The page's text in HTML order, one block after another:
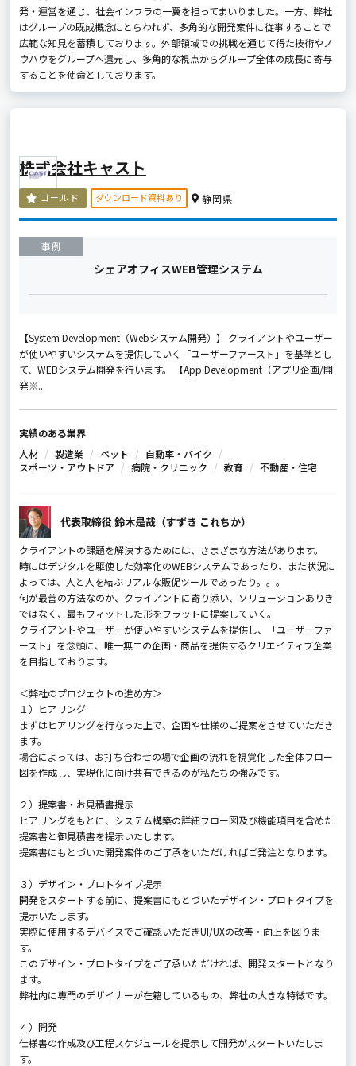
発・運営を通じ、社会インフラの一翼を担ってまいりました。一方、弊社
はグループの既成概念にとらわれず、多角的な開発案件に従事することで
広範な知見を蓄積しております。外部領域での挑戦を通じて得た技術やノ
ウハウをグループへ還元し、多角的な視点からグループ全体の成長に寄与
することを使命としております。
株式会社キャスト
ゴールド ダウンロード資料あり 静岡県
事例
シェアオフィスWEB管理システム
【System Development（Webシステム開発）】 クライアントやユーザー
が使いやすいシステムを提供していく「ユーザーファースト」を基準とし
て、WEBシステム開発を行います。 【App Development（アプリ企画/開
発※...
実績のある業界
人材
製造業 ペット
自動車・バイク
スポーツ・アウトドア
病院・クリニック 教育 不動産・住宅
代表取締役 鈴木是哉（すずき これちか）
クライアントの課題を解決するためには、さまざまな方法があります。
時にはデジタルを駆使した効率化のWEBシステムであったり、また状況に
よっては、人と人を結ぶリアルな販促ツールであったり。。。
何が最善の方法なのか、クライアントに寄り添い、ソリューションありき
ではなく、最もフィットした形をフラットに提案していく。
クライアントやユーザーが使いやすいシステムを提供し、「ユーザーファ
ースト」を念頭に、唯一無二の企画・商品を提供するクリエイティブ企業
を目指しております。
＜弊社のプロジェクトの進め方＞
１）ヒアリング
まずはヒアリングを行なった上で、企画や仕様のご提案をさせていただき
ます。
場合によっては、お打ち合わせの場で企画の流れを視覚化した全体フロー
図を作成し、実現化に向け共有できるのが私たちの強みです。
２）提案書・お見積書提示
ヒアリングをもとに、システム構築の詳細フロー図及び機能項目を含めた
提案書と御見積書を提示いたします。
提案書にもとづいた開発案件のご了承をいただければご発注となります。
３）デザイン・プロトタイプ提示
開発をスタートする前に、提案書にもとづいたデザイン・プロトタイプを
提示いたします。
実際に使用するデバイスでご確認いただきUI/UXの改善・向上を図りま
す。
このデザイン・プロトタイプをご了承いただければ、開発スタートとなり
ます。
弊社内に専門のデザイナーが在籍しているもの、弊社の大きな特徴です。
４）開発
仕様書の作成及び工程スケジュールを提示して開発がスタートいたしま
す。